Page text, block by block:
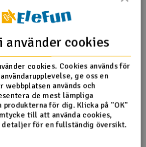
maskinöversatt från norska.
laddare och batteri kommer laddaren
batteriet via balanseringspluggen.
om batteriet som cellantal,
och hälsa. Laddarna väljer sedan
och laddningsstyrka.
använder cookies
cookies. Cookies används för
ge oss en
webbplatsen används och
de mest lämpliga
produkterna för dig. Klicka på "OK"
till att använda cookies,
för en fullständig översikt.